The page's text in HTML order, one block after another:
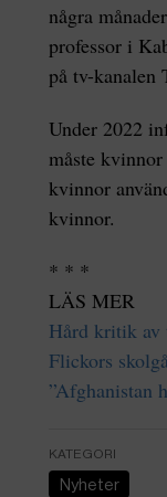
några
professor i
på tv-kanalen
Under 2022
måste
kvinnor
kvinnor.
* * *
LÄS MER
Hård kritik av
Flickors
”Afghanistan
KATEGORI
Nyheter